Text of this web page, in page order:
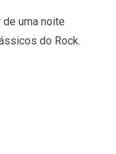
uma noite
do Rock.